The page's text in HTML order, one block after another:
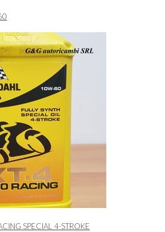
SPECIAL 4-STROKE